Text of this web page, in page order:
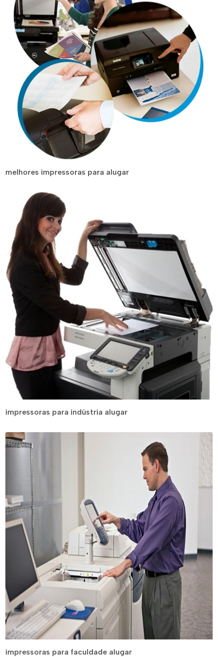
melhores impressoras para alugar
impressoras para indústria alugar
impressoras para faculdade alugar